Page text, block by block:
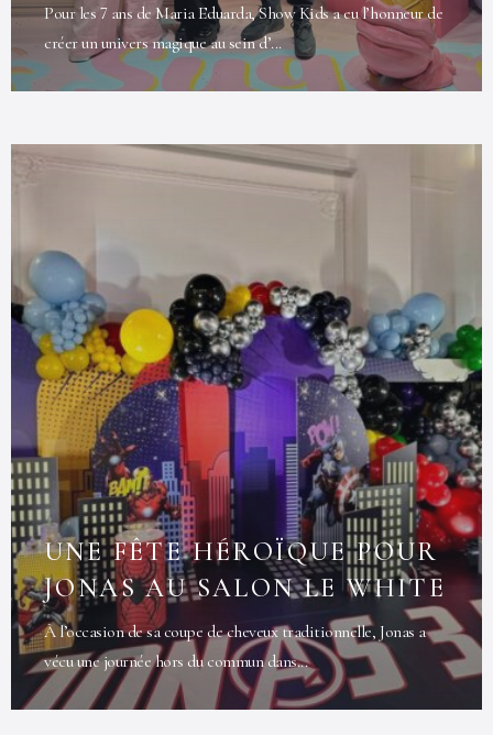
Pour les 7 ans de Maria Eduarda, Show Kids a eu l’honneur de
créer un univers magique au sein d’...
UNE FÊTE HÉROÏQUE POUR
JONAS AU SALON LE WHITE
À l’occasion de sa coupe de cheveux traditionnelle, Jonas a
vécu une journée hors du commun dans...